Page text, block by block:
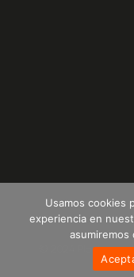
© 2024
Usamos cookies
experiencia en
asumiremos